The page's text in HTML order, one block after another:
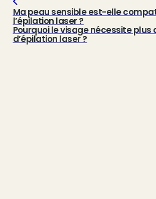
Ma peau sensible est-elle
l’épilation laser ?
Pourquoi le visage nécessite plus
d’épilation laser ?